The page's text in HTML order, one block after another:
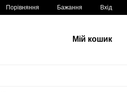
Порівняння Бажання Вхід
Мій кошик